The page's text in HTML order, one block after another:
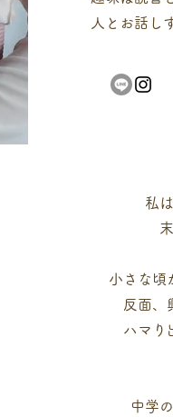
人とお話し
私は
小さな頃
反面、
ハマり
中学